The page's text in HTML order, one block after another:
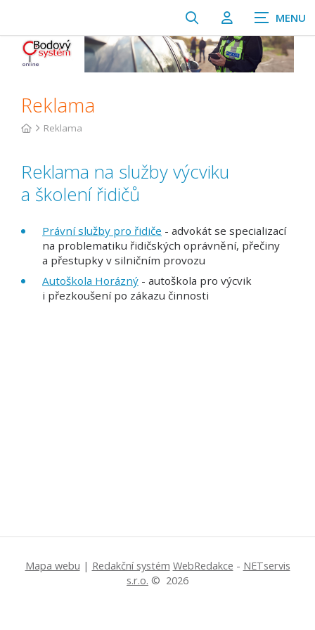
Zobrazit
vyhledávání
Přihlášení/
Reklama
Reklama
Reklama na služby výcviku
a školení řidičů
Právní služby pro řidiče - advokát se specializací
na problematiku řidičských oprávnění, přečiny
a přestupky v silničním provozu
Autoškola Horázný - autoškola pro výcvik
i přezkoušení po zákazu činnosti
Mapa webu | Redakční systém WebRedakce - NETservis
s.r.o. © 2026